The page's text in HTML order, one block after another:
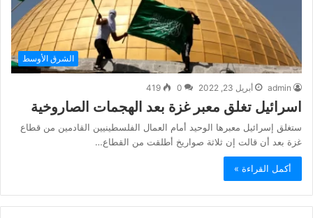
الشرق الأوسط
admin أبريل 23, 2022 0
419
اسرائيل تغلق معبر غزة بعد الهجمات الصاروخية
ستغلق إسرائيل معبرها الوحيد أمام العمال الفلسطينيين القادمين من قطاع
غزة بعد أن قالت إن ثلاثة صواريخ أطلقت من القطاع…
أكمل القراءة »